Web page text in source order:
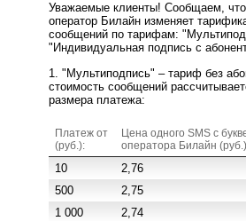
Уважаемые клиенты! Сообщаем, что
оператор Билайн изменяет
сообщений по тарифам:
"Индивидуальная подпись с
1. "Мультиподпись" – тариф без
стоимость сообщений
размера платежа:
Платеж от
(руб.):
Цена одного SMS c
оператора Билайн
10
2,76
500
2,75
1 000
2,74